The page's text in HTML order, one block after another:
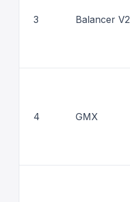
3 Balancer V2
4 GMX